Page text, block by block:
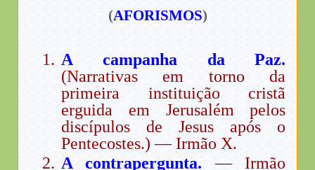
(AFORISMOS)
A campanha da Paz.
(Narrativas em torno da
primeira instituição cristã
erguida em Jerusalém pelos
discípulos de Jesus após o
Pentecostes.) — Irmão X.
A contrapergunta. — Irmão